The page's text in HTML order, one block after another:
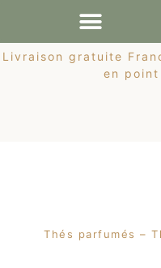
Livraison gratuite
en point
Thés parfumés –